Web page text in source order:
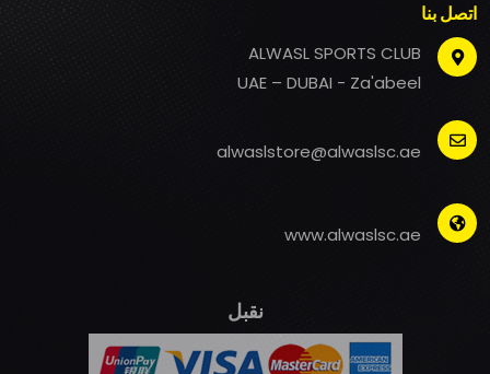
اتصل بنا
ALWASL SPORTS CLUB
UAE – DUBAI - Za'abeel
alwaslstore@alwaslsc.ae
www.alwaslsc.ae
نقبل